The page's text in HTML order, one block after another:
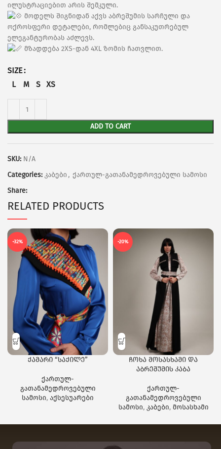
ილუსტრაციებით არის შემკული.
მოდელს შიგნიდან აქვს აბრეშუმის სარჩული და
ოქროსფერი დეტალები, რომლებიც განსაკუთრებულ
ელეგანტურობას აძლევს.
მზადდება 2XS-დან 4XL ზომის ჩათვლით.
SIZE
L
M S XS
ADD TO CART
SKU: N/A
Categories: კაბები, ქართულ-გათანამედროვებული სამოსი
Share:
RELATED PRODUCTS
-32%
ქამარი “საქილე”
ქართულ-
გათანამედროვებული
სამოსი, აქსესუარები
-20%
ჩოხა მოსასხამი და
აბრეშუმის კაბა
ქართულ-
გათანამედროვებული
სამოსი, კაბები, მოსასხამი